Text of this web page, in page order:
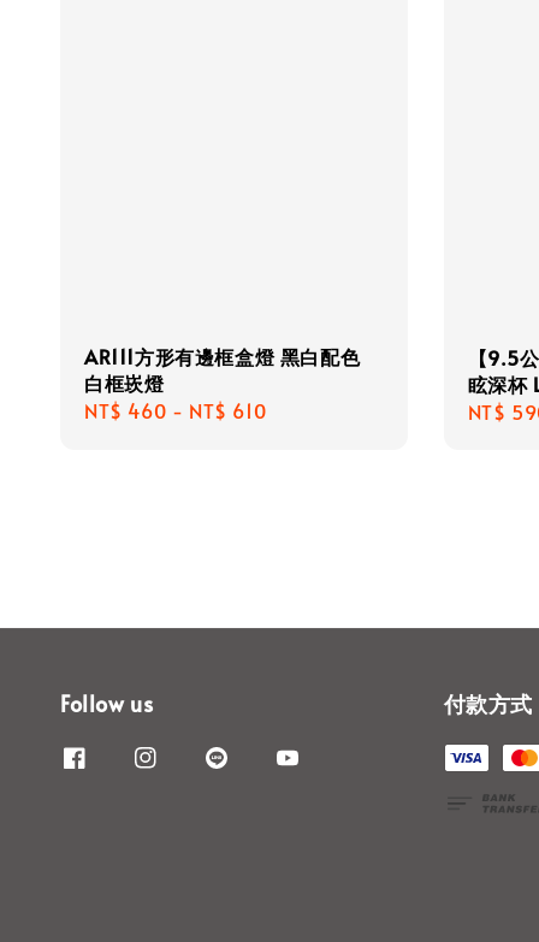
AR111方形有邊框盒燈 黑白配色
白框崁燈
Regular
NT$ 460 - NT$ 610
【9.5
眩深杯
NT$
Follow us 付款方式